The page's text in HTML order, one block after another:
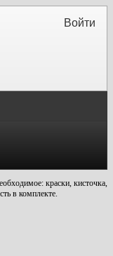
Войти
краски, кисточка,
в комплекте.